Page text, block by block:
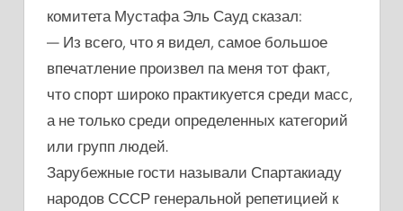
комитета Мустафа Эль Сауд сказал:
— Из всего, что я видел, самое большое
впечатление произвел па меня тот факт,
что спорт широко практикуется среди масс,
а не только среди определенных категорий
или групп людей.
Зарубежные гости называли Спартакиаду
народов СССР генеральной репетицией к